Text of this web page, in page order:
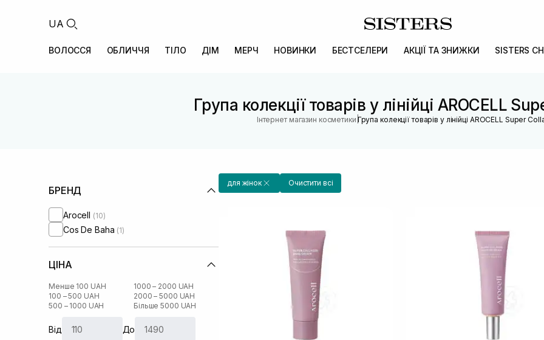
UA
ВОЛОССЯ ОБЛИЧЧЯ ТІЛО ДІМ МЕРЧ НОВИНКИ БЕСТСЕЛЕРИ АКЦІЇ ТА ЗНИЖКИ SISTERS
Група колекції товарів у лінійці AROCELL
Інтернет магазин косметики |Група колекції товарів у лінійці AROCELL Super
БРЕНД
Arocell (10)
Cos De Baha (1)
ЦІНА
Менше 100 UAH
100 – 500 UAH
500 – 1000 UAH
1000 – 2000 UAH
2000 – 5000 UAH
Більше 5000 UAH
Від До
для жінок Очистити всі